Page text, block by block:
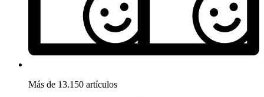
Más de 13.150 artículos